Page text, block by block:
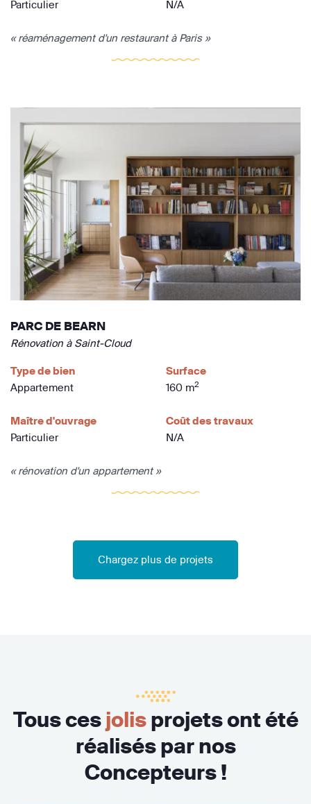
Particulier N/A
« réaménagement d'un restaurant à Paris »
PARC DE BEARN
Rénovation à Saint-Cloud
Type de bien
Appartement
Surface
160 m2
Maître d'ouvrage
Particulier
Coût des travaux
N/A
« rénovation d'un appartement »
Chargez plus de projets
Tous cesjolisprojets ont été
réalisés par nos
Concepteurs !